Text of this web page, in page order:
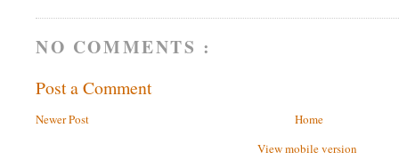
NO COMMENTS :
Post a Comment
Newer Post
Home
View mobile version